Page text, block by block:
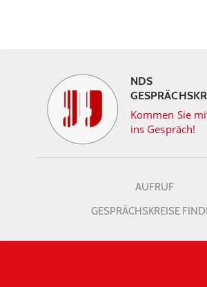
NDS
Kommen Sie
ins Gespräch!
AUFRUF
GESPRÄCHSKREISE